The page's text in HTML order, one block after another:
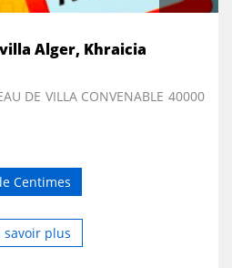
Location Niveau de villa Alger, Khraicia
VILLA CONVENABLE 40000
Centimes
savoir plus